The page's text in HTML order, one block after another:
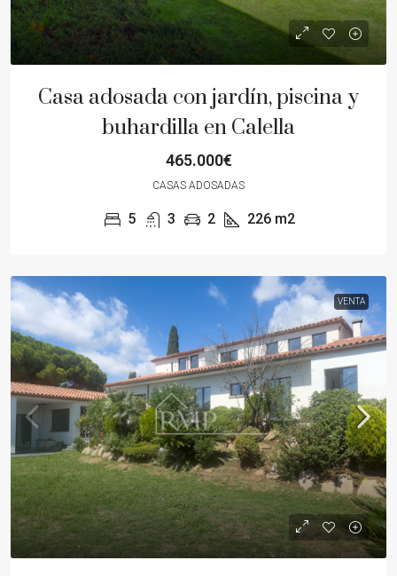
Casa adosada con jardín, piscina y
buhardilla en Calella
465.000€
CASAS ADOSADAS
5 3 2 226 m2
VENTA